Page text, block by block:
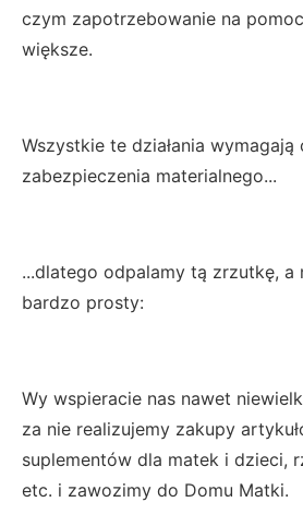
czym zapotrzebowanie na
większe.
Wszystkie te działania
zabezpieczenia materialnego...
...dlatego odpalamy tą zrzutkę, a
bardzo prosty:
Wy wspieracie nas nawet
za nie realizujemy zakupy
suplementów dla matek i dzieci,
etc. i zawozimy do Domu Matki.